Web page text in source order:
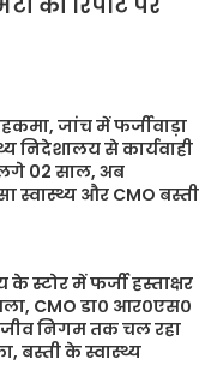
जांच में फर्जीवाड़ा
निदेशालय से कार्यवाही
लगे 02 साल, अब
स्वास्थ्य और CMO बस्ती
के स्टोर में फर्जी हस्ताक्षर
CMO डा० आर०एस०
निगम तक चल रहा
बस्ती के स्वास्थ्य